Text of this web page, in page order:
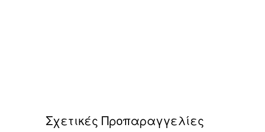
Σχετικές Προπαραγγελίες